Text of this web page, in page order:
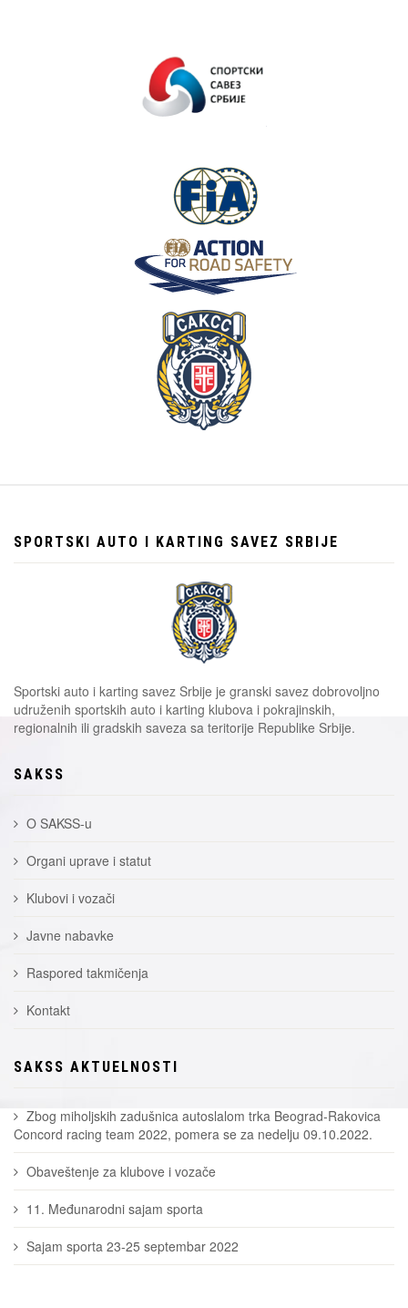
SPORTSKI AUTO I KARTING SAVEZ SRBIJE
Sportski auto i karting savez Srbije je granski savez dobrovoljno
udruženih sportskih auto i karting klubova i pokrajinskih,
regionalnih ili gradskih saveza sa teritorije Republike Srbije.
SAKSS
O SAKSS-u
Organi uprave i statut
Klubovi i vozači
Javne nabavke
Raspored takmičenja
Kontakt
SAKSS AKTUELNOSTI
Zbog miholjskih zadušnica autoslalom trka Beograd-Rakovica
Concord racing team 2022, pomera se za nedelju 09.10.2022.
Obaveštenje za klubove i vozače
11. Međunarodni sajam sporta
Sajam sporta 23-25 septembar 2022